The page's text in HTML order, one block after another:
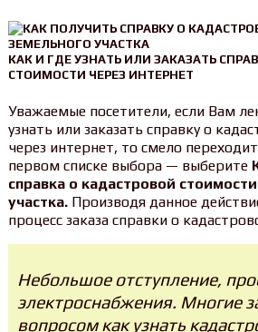
КАК И ГДЕ УЗНАТЬ ИЛИ ЗАКАЗАТЬ
СТОИМОСТИ ЧЕРЕЗ ИНТЕРНЕТ
Уважаемые посетители, если Вам
узнать или заказать справку о
через интернет, то смело
первом списке выбора — выберите
справка о кадастровой
участка.Производя данное
процесс заказа справки о
Небольшое отступление,
электроснабжения. Многие
вопросом как узнать